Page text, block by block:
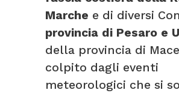
Marche e di diversi
provincia di Pesaro e
della provincia di
colpito dagli eventi
meteorologici che si